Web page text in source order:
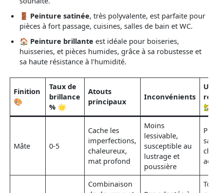
🚪 Peinture satinée, très polyvalente, est parfaite pour
pièces à fort passage, cuisines, salles de bain et WC.
🏠 Peinture brillante est idéale pour boiseries,
huisseries, et pièces humides, grâce à sa robustesse et
sa haute résistance à l’humidité.
Finition
🎨
Taux de
brillance
% 🌟
Atouts
principaux
Inconvénients
🏡
Mâte 0-5
Cache les
imperfections,
chaleureux,
mat profond
Moins
lessivable,
susceptible au
lustrage et
poussière
Combinaison